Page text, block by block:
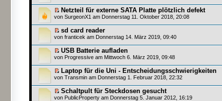
Netzteil für externe SATA Platte plötzlich defekt
von SurgeonX1 am Donnerstag 11. Oktober 2018, 20:08
sd card reader
von franticek am Donnerstag 14. März 2019, 09:40
USB Batterie aufladen
von Progressive am Mittwoch 6. März 2019, 09:48
Laptop für die Uni - Entscheidungsschwierigkeiten
von Transmin am Donnerstag 1. Februar 2018, 22:32
Schaltpult für Steckdosen gesucht
von PublicProperty am Donnerstag 5. Januar 2012, 16:19